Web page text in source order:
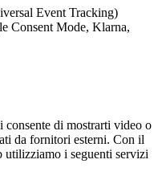
Event Tracking)
Consent Mode, Klarna,
consente di mostrarti video o
da fornitori esterni. Con il
utilizziamo i seguenti servizi